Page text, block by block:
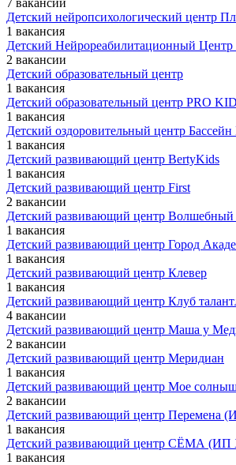
7 вакансий
Детский нейропсихологический центр
1 вакансия
Детский Нейрореабилитационный
2 вакансии
Детский образовательный центр
1 вакансия
Детский образовательный центр PRO
1 вакансия
Детский оздоровительный центр
1 вакансия
Детский развивающий центр BertyKids
1 вакансия
Детский развивающий центр First
2 вакансии
Детский развивающий центр Волшебный
1 вакансия
Детский развивающий центр Город
1 вакансия
Детский развивающий центр Клевер
1 вакансия
Детский развивающий центр Клуб
4 вакансии
Детский развивающий центр Маша у
2 вакансии
Детский развивающий центр Меридиан
1 вакансия
Детский развивающий центр Мое
2 вакансии
Детский развивающий центр Перемена
1 вакансия
Детский развивающий центр СЁМА (ИП
1 вакансия